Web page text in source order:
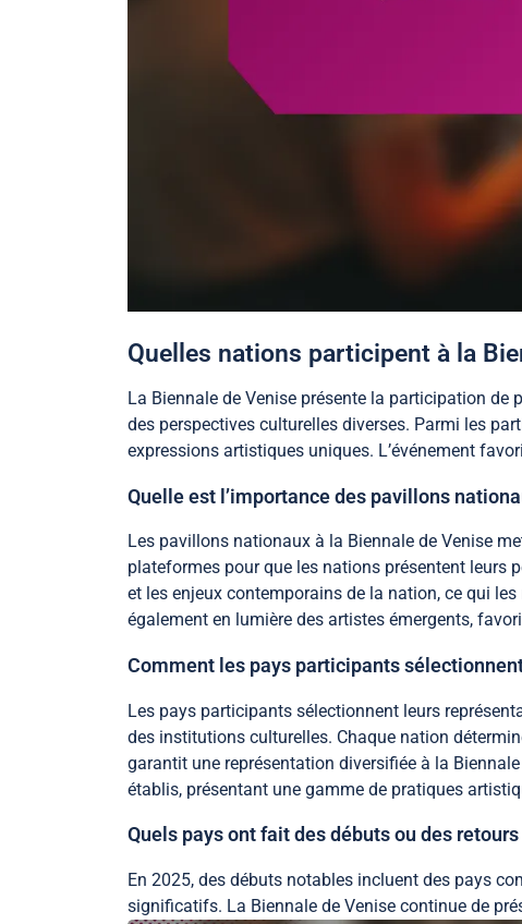
Quelles nations participent à la
La Biennale de Venise présente la participation de
des perspectives culturelles diverses. Parmi les
expressions artistiques uniques. L’événement
Quelle est l’importance des pavillons
Les pavillons nationaux à la Biennale de Venise
plateformes pour que les nations présentent leurs
et les enjeux contemporains de la nation, ce qui
également en lumière des artistes émergents,
Comment les pays participants
Les pays participants sélectionnent leurs
des institutions culturelles. Chaque nation
garantit une représentation diversifiée à la
établis, présentant une gamme de pratiques
Quels pays ont fait des débuts ou des
En 2025, des débuts notables incluent des pays
significatifs. La Biennale de Venise continue de